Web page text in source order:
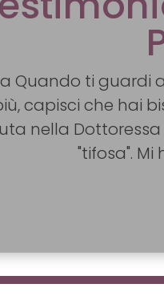
Quando ti guardi
capisci che hai
nella
"tifosa".